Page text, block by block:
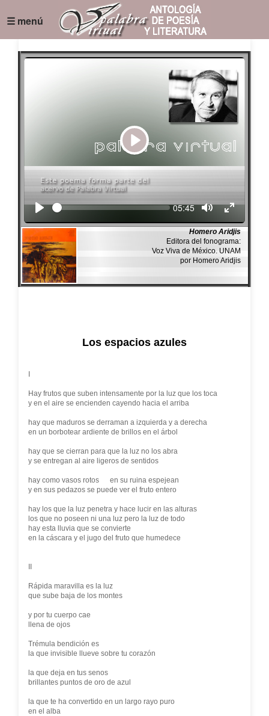
☰ menú
Play
Seek Current
05:45
Homero Aridjis
Editora del fonograma:
Voz Viva de México. UNAM
por Homero Aridjis
Los espacios azules
Hay frutos que suben intensamente por la luz que los toca
y en el aire se encienden cayendo hacia el arriba
hay que maduros se derraman a izquierda y a derecha
en un borbotear ardiente de brillos en el árbol
hay que se cierran para que la luz no los abra
y se entregan al aire ligeros de sentidos
hay como vasos rotos en su ruina espejean
y en sus pedazos se puede ver el fruto entero
hay los que la luz penetra y hace lucir en las alturas
los que no poseen ni una luz pero la luz de todo
hay esta lluvia que se convierte
en la cáscara y el jugo del fruto que humedece
Rápida maravilla es la luz
que sube baja de los montes
y por tu cuerpo cae
llena de ojos
Trémula bendición es
la que invisible llueve sobre tu corazón
la que deja en tus senos
brillantes puntos de oro de azul
la que te ha convertido en un largo rayo puro
en el alba